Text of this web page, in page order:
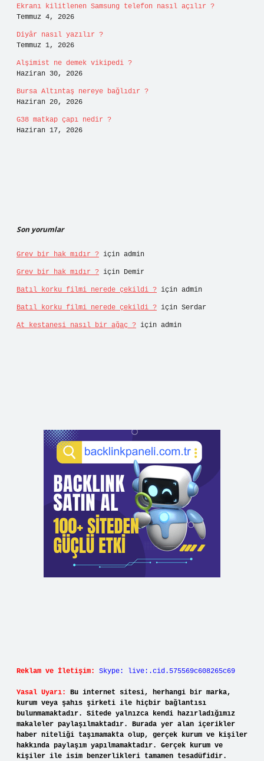
Ekranı kilitlenen Samsung telefon nasıl açılır ?
Temmuz 4, 2026
Diyâr nasıl yazılır ?
Temmuz 1, 2026
Alşimist ne demek vikipedi ?
Haziran 30, 2026
Bursa Altıntaş nereye bağlıdır ?
Haziran 20, 2026
G38 matkap çapı nedir ?
Haziran 17, 2026
Son yorumlar
Grev bir hak mıdır ? için admin
Grev bir hak mıdır ? için Demir
Batıl korku filmi nerede çekildi ? için admin
Batıl korku filmi nerede çekildi ? için Serdar
At kestanesi nasıl bir ağaç ? için admin
Reklam ve İletişim: Skype: live:.cid.575569c608265c69
Yasal Uyarı:
Bu internet sitesi, herhangi bir marka,
kurum veya şahıs şirketi ile hiçbir bağlantısı
bulunmamaktadır. Sitede yalnızca kendi hazırladığımız
makaleler paylaşılmaktadır. Burada yer alan içerikler
haber niteliği taşımamakta olup, gerçek kurum ve kişiler
hakkında paylaşım yapılmamaktadır. Gerçek kurum ve
kişiler ile isim benzerlikleri tamamen tesadüfidir.